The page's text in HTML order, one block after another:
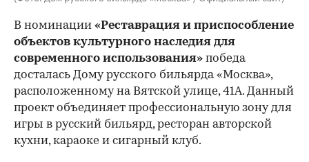
В номинации «Реставрация и приспособление
объектов культурного наследия для
современного использования» победа
досталась Дому русского бильярда «Москва»,
расположенному на Вятской улице, 41А. Данный
проект объединяет профессиональную зону для
игры в русский бильярд, ресторан авторской
кухни, караоке и сигарный клуб.